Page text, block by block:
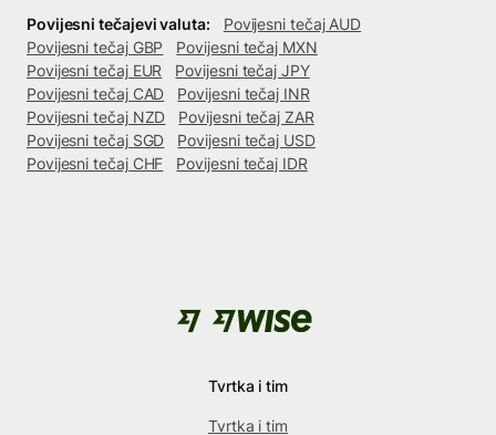
Povijesni tečajevi valuta:
Povijesni tečaj AUD
Povijesni tečaj GBP
Povijesni tečaj MXN
Povijesni tečaj EUR
Povijesni tečaj JPY
Povijesni tečaj CAD
Povijesni tečaj INR
Povijesni tečaj NZD
Povijesni tečaj ZAR
Povijesni tečaj SGD
Povijesni tečaj USD
Povijesni tečaj CHF
Povijesni tečaj IDR
Tvrtka i tim
Tvrtka i tim